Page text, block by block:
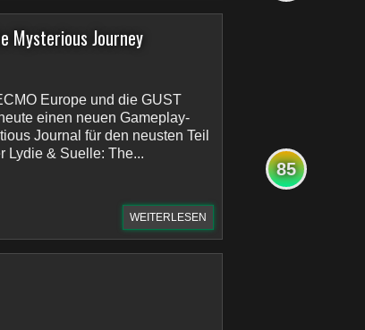
Mysterious Journey
Europe und die GUST
einen neuen Gameplay-
Journal für den neusten Teil
Lydie & Suelle: The...
WEITERLESEN
85